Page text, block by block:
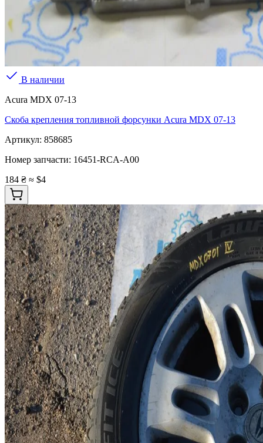
В наличии
Acura MDX 07-13
Скоба крепления топливной форсунки Acura MDX 07-13
Артикул: 858685
Номер запчасти: 16451-RCA-A00
184 ₴ ≈ $4